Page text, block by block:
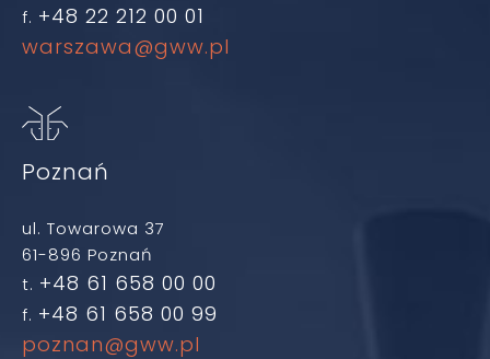
f. +48 22 212 00 01
warszawa@gww.pl
Poznań
ul. Towarowa 37
61-896 Poznań
t. +48 61 658 00 00
f. +48 61 658 00 99
poznan@gww.pl